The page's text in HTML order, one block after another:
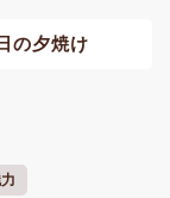
夕焼け